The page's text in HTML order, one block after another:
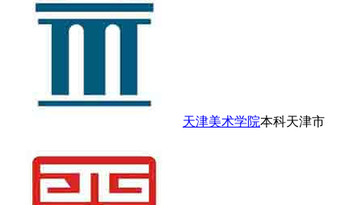
天津美术学院本科天津市